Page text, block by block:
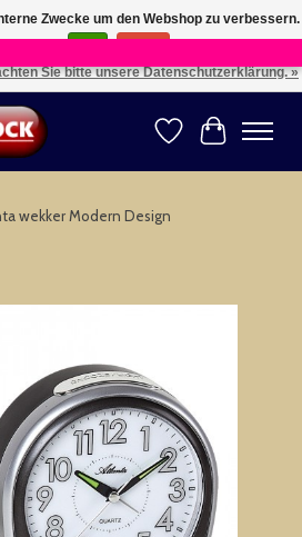
×
Sprache: DE -- Choose your language: EN ⇓ ⇒
Wunschzettel
Ihr
wekker Modern Design
Zwecke um den Webshop zu verbessern.
Sie bitte unsere Datenschutzerklärung. »